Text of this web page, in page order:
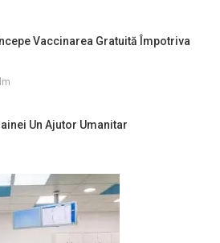
Vaccinarea Gratuită Împotriva
Un Ajutor Umanitar